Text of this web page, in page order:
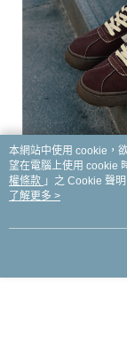
本網站中使用 cookie，
望在電腦上使用 cookie
權條款 」之 Cookie 聲
用條款之 Cookie 聲明使
了解更多 >